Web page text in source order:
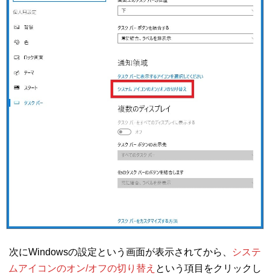
次にWindowsの設定という画面が表示されてから、
システ
ムアイコンのオン/オフの切り替え という項目をクリックし